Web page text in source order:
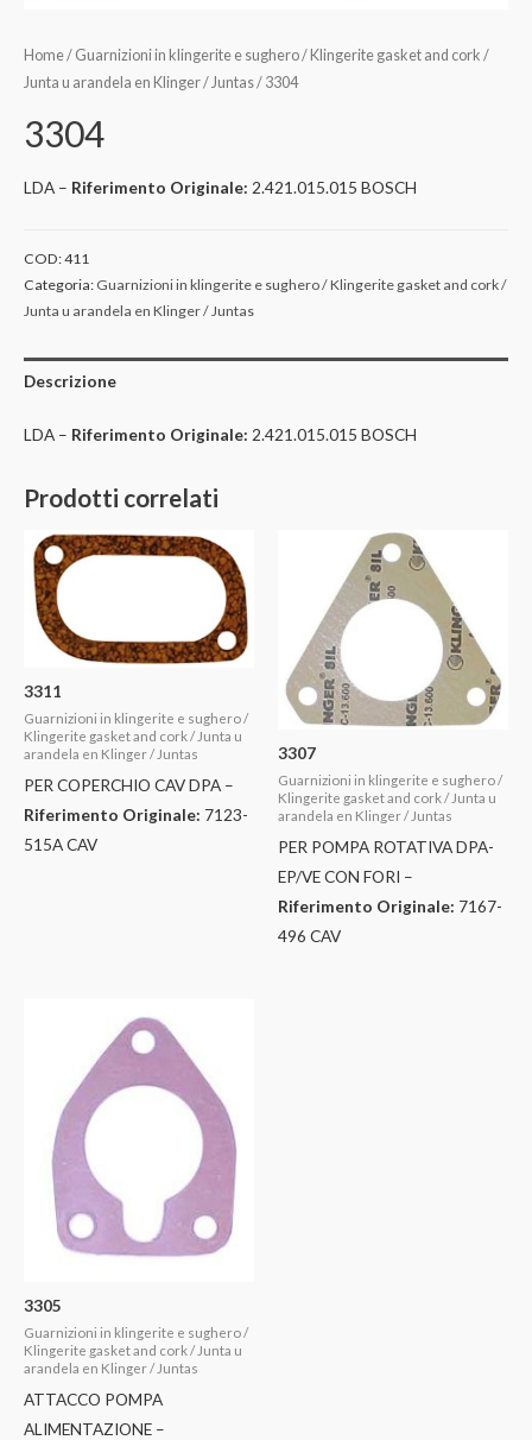
Home/ Guarnizioni in klingerite e sughero / Klingerite gasket and cork /
Junta u arandela en Klinger / Juntas/ 3304
3304
LDA – Riferimento Originale: 2.421.015.015 BOSCH
COD:411
Categoria: Guarnizioni in klingerite e sughero / Klingerite gasket and cork /
Junta u arandela en Klinger / Juntas
Descrizione
LDA – Riferimento Originale: 2.421.015.015 BOSCH
Prodotti correlati
3311
Guarnizioni in klingerite e sughero /
Klingerite gasket and cork / Junta u
arandela en Klinger / Juntas
PER COPERCHIO CAV DPA –
Riferimento Originale: 7123-
515A CAV
3307
Guarnizioni in klingerite e sughero /
Klingerite gasket and cork / Junta u
arandela en Klinger / Juntas
PER POMPA ROTATIVA DPA-
EP/VE CON FORI –
Riferimento Originale: 7167-
496 CAV
3305
Guarnizioni in klingerite e sughero /
Klingerite gasket and cork / Junta u
arandela en Klinger / Juntas
ATTACCO POMPA
ALIMENTAZIONE –